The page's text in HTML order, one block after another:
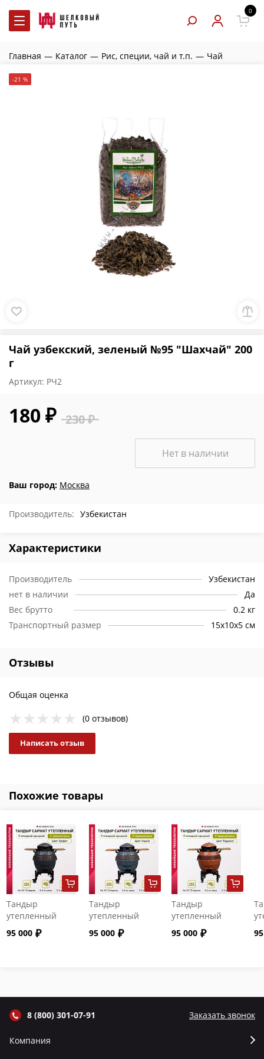
0
Главная — Каталог — Рис, специи, чай и т.п. — Чай
-21 %
Чай узбекский, зеленый №95 "Шахчай" 200
г
Артикул: РЧ2
230 ₽
180 ₽
Ваш город: Москва
Нет в наличии
Производитель: Узбекистан
Характеристики
Производитель
Узбекистан
нет в наличии
Да
Вес брутто
0.2 кг
Транспортный размер
15х10х5 см
Отзывы
Общая оценка
(0 отзывов)
Написать отзыв
Похожие товары
Тандыр
утепленный
"Сармат" с
откидной
95 000
Тандыр
утепленный
"Сармат" с
откидной
95 000
Тандыр
утепленный
"Сармат" с
откидной
95 000
8 (800) 301-07-91 Заказать звонок
Компания